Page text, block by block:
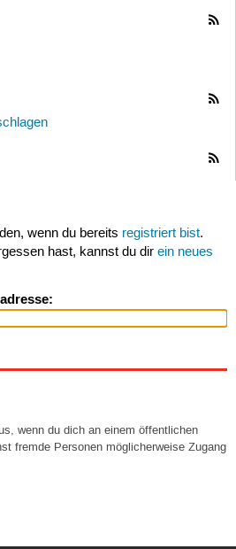
wenn du bereits registriert bist.
hast, kannst du dir ein neues
wenn du dich an einem öffentlichen
fremde Personen möglicherweise Zugang